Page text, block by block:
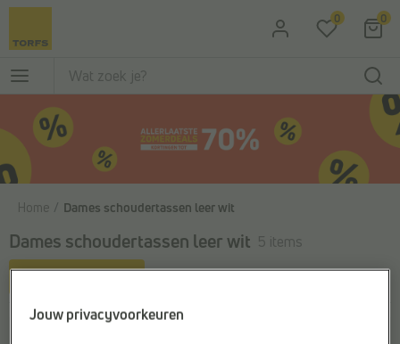
Ga naar de hoofdinhoud 0 0
Home Dames schoudertassen leer wit
Dames schoudertassen leer wit 5 items
Jouw privacyvoorkeuren